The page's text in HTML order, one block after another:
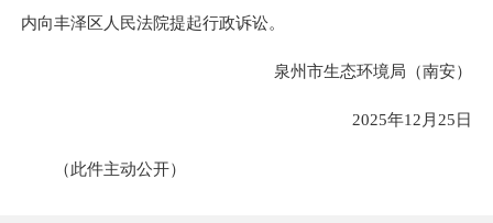
内向丰泽区人民法院提起行政诉讼。
泉州市生态环境局（南安）
2025年12月25日
（此件主动公开）